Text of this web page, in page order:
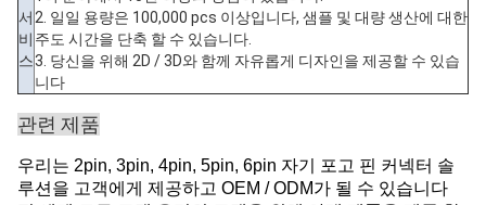
서
비
스
2. 일일 용량은 100,000 pcs 이상입니다, 샘플 및 대량 생산에 대한
주도 시간을 단축 할 수 있습니다.
3. 당신을 위해 2D / 3D와 함께 자유롭게 디자인을 제공할 수 있습
니다
관련 제품
우리는 2pin, 3pin, 4pin, 5pin, 6pin 자기 포고 핀 커넥터 솔
루션을 고객에게 제공하고 OEM / ODM가 될 수 있습니다